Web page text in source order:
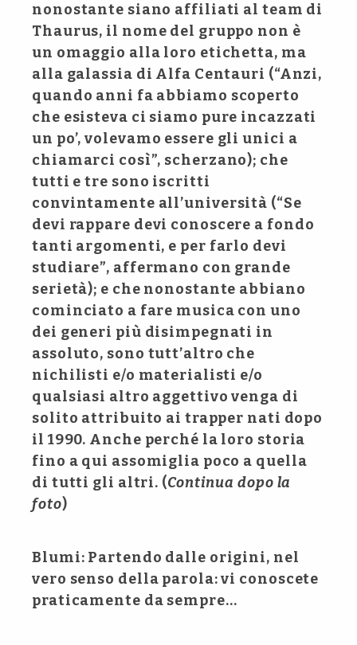
nonostante siano affiliati al team di
Thaurus, il nome del gruppo non è
un omaggio alla loro etichetta, ma
alla galassia di Alfa Centauri (“Anzi,
quando anni fa abbiamo scoperto
che esisteva ci siamo pure incazzati
un po’, volevamo essere gli unici a
chiamarci così”, scherzano); che
tutti e tre sono iscritti
convintamente all’università (“Se
devi rappare devi conoscere a fondo
tanti argomenti, e per farlo devi
studiare”, affermano con grande
serietà); e che nonostante abbiano
cominciato a fare musica con uno
dei generi più disimpegnati in
assoluto, sono tutt’altro che
nichilisti e/o materialisti e/o
qualsiasi altro aggettivo venga di
solito attribuito ai trapper nati dopo
il 1990. Anche perché la loro storia
fino a qui assomiglia poco a quella
di tutti gli altri. (Continua dopo la
foto)
Blumi: Partendo dalle origini, nel
vero senso della parola: vi conoscete
praticamente da sempre…